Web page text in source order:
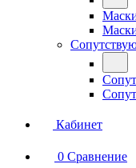
Кабинет
0 Сравнение